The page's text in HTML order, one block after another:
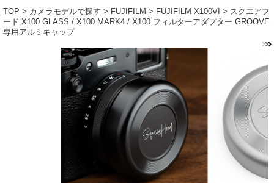
TOP > カメラモデルで探す > FUJIFILM > FUJIFILM X100VI > スクエアフ
ード X100 GLASS / X100 MARK4 / X100 フィルターアダプター GROOVE
専用アルミキャップ